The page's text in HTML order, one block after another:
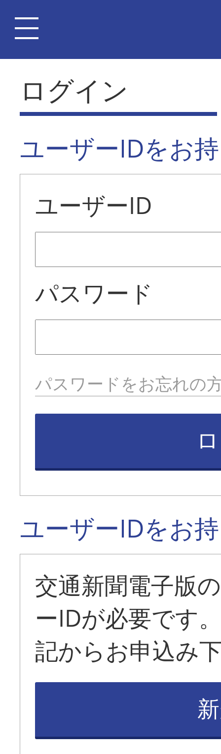
ログイン
ユーザーIDをお
ユーザーID
パスワード
パスワードをお忘れの
ユーザーIDをお
交通新聞電子版
ーIDが必要です
記からお申込み